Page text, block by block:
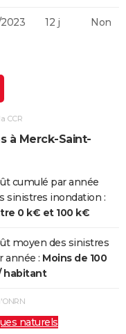
2023 12 j Non
2002 3 j Oui
1999 5 j
CCR
à Merck-Saint-
cumulé par année
sinistres inondation :
0 k€ et 100 k€
moyen des sinistres
année : Moins de 100
habitant
naturels